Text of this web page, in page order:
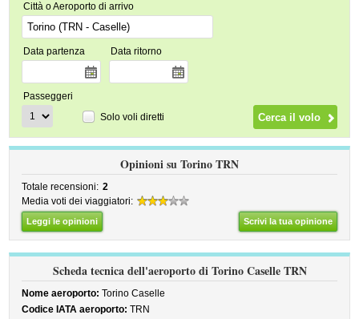
Città o Aeroporto di arrivo
Data partenza Data ritorno
Passeggeri
Solo voli diretti
Opinioni su Torino TRN
Totale recensioni: 2
Media voti dei viaggiatori:
Leggi le opinioni Scrivi la tua opinione
Scheda tecnica dell'aeroporto di Torino Caselle TRN
Nome aeroporto: Torino Caselle
Codice IATA aeroporto: TRN